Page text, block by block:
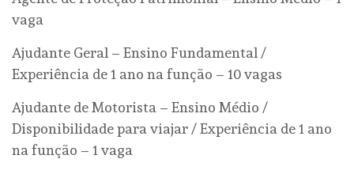
vaga
Ajudante Geral – Ensino Fundamental /
Experiência de 1 ano na função – 10 vagas
Ajudante de Motorista – Ensino Médio /
Disponibilidade para viajar / Experiência de 1 ano
na função – 1 vaga